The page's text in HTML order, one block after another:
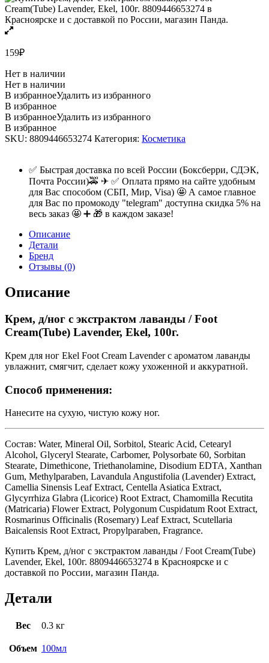
159₽
Нет в наличии
Нет в наличии
В избранноеУдалить из избранного
В избранное
В избранноеУдалить из избранного
В избранное
SKU: 8809446653274 Категория: Косметика
✅ Быстрая доставка по всей России (Боксберри, СДЭК,
Почта России)🚕 ✈ ✅ Оплата прямо на сайте удобным
для Вас способом (СБП, Мир, Visa) 🤩 А самое главное
для Вас по промокоду "telegram" доступна скидка 5% на
весь заказ 🤩 ➕ 🎁 в каждом заказе!
Описание
Детали
Бренд
Отзывы (0)
Описание
Крем, д/ног с экстрактом лаванды / Foot
Cream(Tube) Lavender, Ekel, 100г.
Крем для ног Ekel Foot Cream Lavender с ароматом лаванды
увлажнит, смягчит, сделает кожу ухоженной и аккуратной.
Способ применения:
Нанесите на сухую, чистую кожу ног.
Состав: Water, Mineral Oil, Sorbitol, Stearic Acid, Cetearyl
Alcohol, Glyceryl Stearate, Carbomer, Polysorbate 60, Sorbitan
Stearate, Dimethicone, Triethanolamine, Disodium EDTA, Xanthan
Gum, Methylparaben, Lavandula Angustifolia (Lavender) Extract,
Camellia Sinensis Leaf Extract, Centella Asiatica Extract,
Glycyrrhiza Glabra (Licorice) Root Extract, Chamomilla Recutita
(Matricaria) Flower Extract, Polygonum Cuspidatum Root Extract,
Rosmarinus Officinalis (Rosemary) Leaf Extract, Scutellaria
Baicalensis Root Extract, Propylparaben, Fragrance.
Купить Крем, д/ног с экстрактом лаванды / Foot Cream(Tube)
Lavender, Ekel, 100г. 8809446653274 в Красноярске и с
доставкой по России, магазин Панда.
Детали
Вес 0.3 кг
Объем 100мл